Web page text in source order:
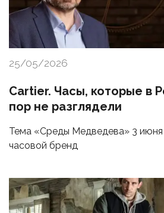
25/05/2026
Cartier. Часы, которые в
пор не разглядели
Тема «Среды Медведева» 3 июня
часовой бренд